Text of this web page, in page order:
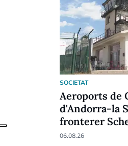
SOCIETAT
Aeroports de
d'Andorra-la
fronterer
06.08.26